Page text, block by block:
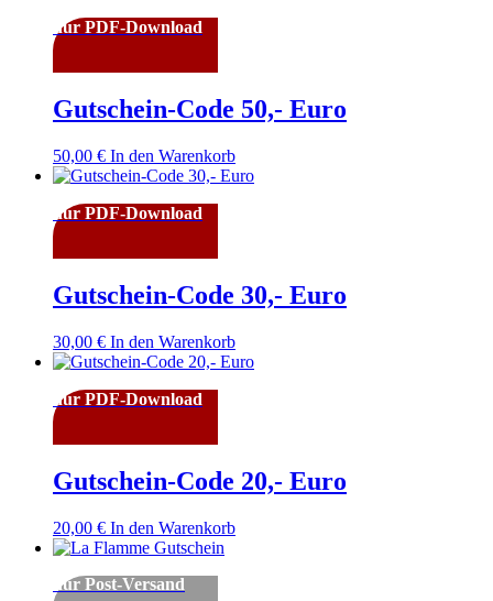
nur PDF-Download
Gutschein-Code 50,- Euro
50,00 € In den Warenkorb
nur PDF-Download
Gutschein-Code 30,- Euro
30,00 € In den Warenkorb
nur PDF-Download
Gutschein-Code 20,- Euro
20,00 € In den Warenkorb
nur Post-Versand